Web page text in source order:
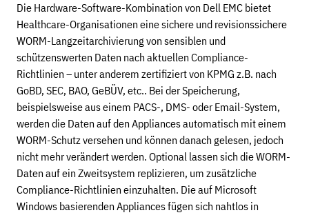
Die Hardware-Software-Kombination von Dell EMC bietet
Healthcare-Organisationen eine sichere und revisionssichere
WORM-Langzeitarchivierung von sensiblen und
schützenswerten Daten nach aktuellen Compliance-
Richtlinien – unter anderem zertifiziert von KPMG z.B. nach
GoBD, SEC, BAO, GeBÜV, etc.. Bei der Speicherung,
beispielsweise aus einem PACS-, DMS- oder Email-System,
werden die Daten auf den Appliances automatisch mit einem
WORM-Schutz versehen und können danach gelesen, jedoch
nicht mehr verändert werden. Optional lassen sich die WORM-
Daten auf ein Zweitsystem replizieren, um zusätzliche
Compliance-Richtlinien einzuhalten. Die auf Microsoft
Windows basierenden Appliances fügen sich nahtlos in